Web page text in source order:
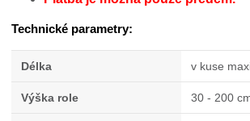
Technické parametry:
Délka v kuse
Výška role 30 - 200